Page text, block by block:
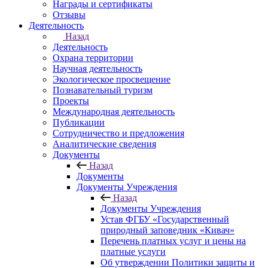
Награды и сертификаты
Отзывы
Деятельность
Назад
Деятельность
Охрана территории
Научная деятельность
Экологическое просвещение
Познавательный туризм
Проекты
Международная деятельность
Публикации
Сотрудничество и предложения
Аналитические сведения
Документы
Назад
Документы
Документы Учреждения
Назад
Документы Учреждения
Устав ФГБУ «Государственный
природный заповедник «Кивач»
Перечень платных услуг и цены на
платные услуги
Об утверждении Политики защиты и